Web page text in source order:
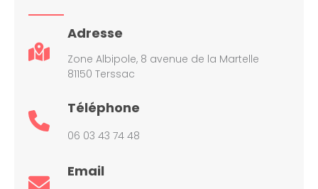
Adresse
Zone Albipole, 8 avenue de la Martelle
81150 Terssac
Téléphone
06 03 43 74 48
Email